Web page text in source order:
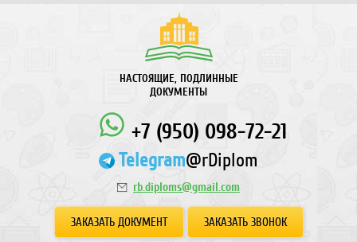
НАСТОЯЩИЕ, ПОДЛИННЫЕ
ДОКУМЕНТЫ
+7 (950) 098-72-21
Telegram@rDiplom
rb.diploms@gmail.com
ЗАКАЗАТЬ ДОКУМЕНТ ЗАКАЗАТЬ ЗВОНОК